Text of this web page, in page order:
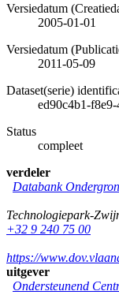
Versiedatum
2005-01-01
Versiedatum
2011-05-09
Dataset(serie)
ed90c4b1-
Status
compleet
verdeler
Databank
Technologiepark-
+32 9 240 75 00
https://
uitgever
Ondersteunend